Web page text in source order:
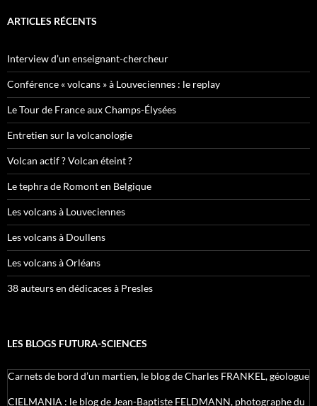
ARTICLES RÉCENTS
Interview d’un enseignant-chercheur
Conférence « volcans » à Louveciennes : le replay
Le Tour de France aux Champs-Élysées
Entretien sur la volcanologie
Volcan actif ? Volcan éteint ?
Le tephra de Romont en Belgique
Les volcans à Louveciennes
Les volcans à Doullens
Les volcans à Orléans
38 auteurs en dédicaces à Presles
LES BLOGS FUTURA-SCIENCES
Carnets de bord d’un martien, le blog de Charles FRANKEL, géologue
CIELMANIA : le blog de Jean-Baptiste FELDMANN, photographe du